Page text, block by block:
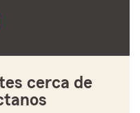
cerca de